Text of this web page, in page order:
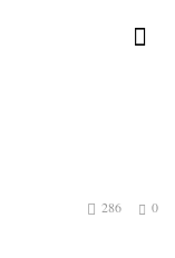
0
286